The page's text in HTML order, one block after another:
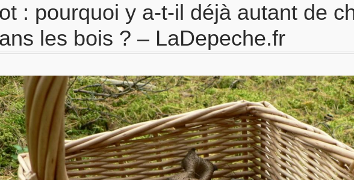
: pourquoi y a-t-il déjà autant de
les bois ? – LaDepeche.fr